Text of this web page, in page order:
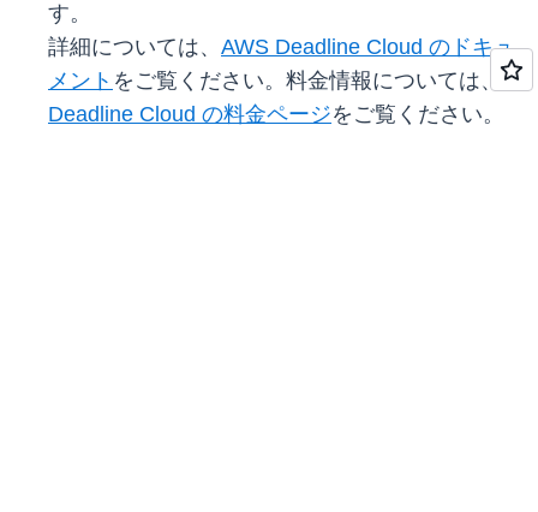
す。
詳細については、 AWS Deadline Cloud のドキュ
メント をご覧ください。料金情報については、
Deadline Cloud の料金ページをご覧ください。